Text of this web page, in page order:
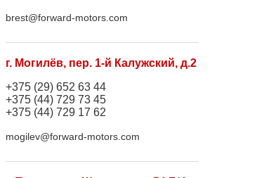
brest@forward-motors.com
г. Могилёв, пер. 1-й Калужский, д.2
+375 (29) 652 63 44
+375 (44) 729 73 45
+375 (44) 729 17 62
mogilev@forward-motors.com